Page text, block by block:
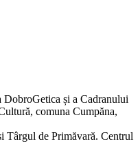
și a Cadranului
comuna Cumpăna,
Târgul de Primăvară. Centrul